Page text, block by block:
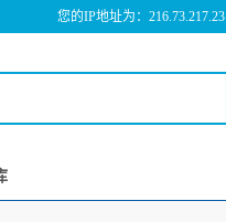
您的IP地址为：216.73.217.23